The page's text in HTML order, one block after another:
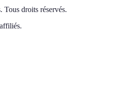
. Tous droits réservés.